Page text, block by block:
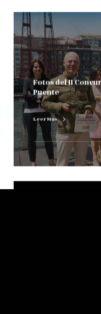
Fotos del II
Puente
Leer Mas